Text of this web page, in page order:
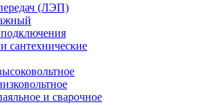
(ЛЭП)
сантехнические
и сварочное